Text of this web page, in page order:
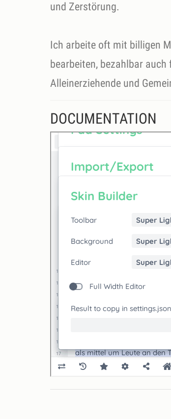
und Zerstörung.
Ich arbeite oft mit billigen
bearbeiten, bezahlbar
DOCUMENTATION